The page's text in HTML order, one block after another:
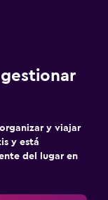
y viajar
y está
del lugar en